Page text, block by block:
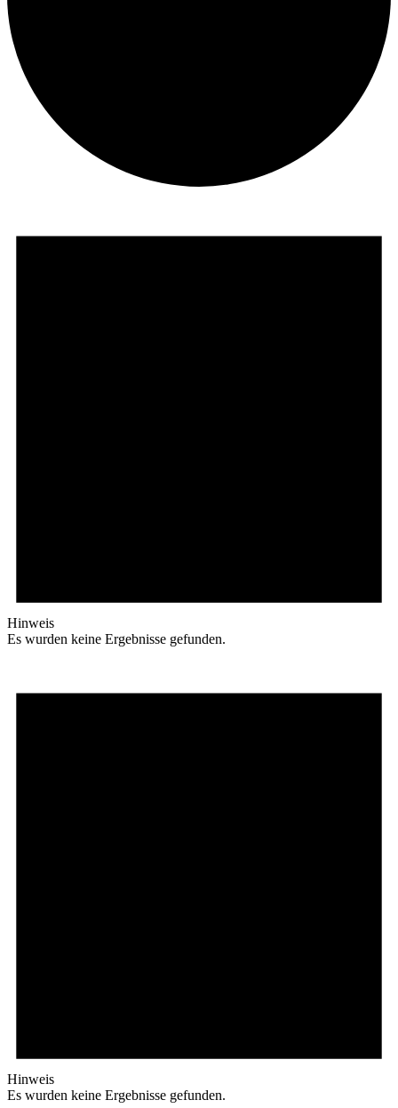
Hinweis
Es wurden keine Ergebnisse gefunden.
Hinweis
Es wurden keine Ergebnisse gefunden.